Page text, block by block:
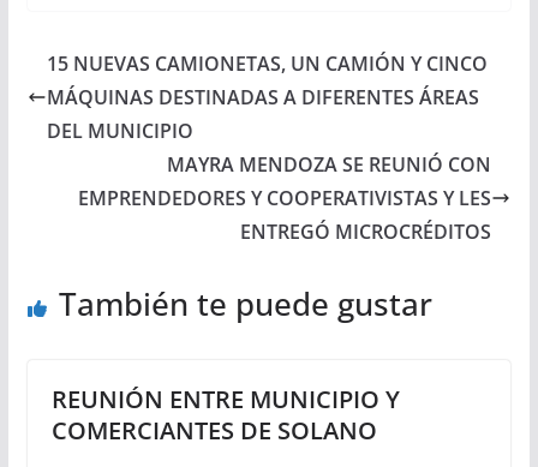
15 NUEVAS CAMIONETAS, UN CAMIÓN Y CINCO
MÁQUINAS DESTINADAS A DIFERENTES ÁREAS
DEL MUNICIPIO
MAYRA MENDOZA SE REUNIÓ CON
EMPRENDEDORES Y COOPERATIVISTAS Y LES
ENTREGÓ MICROCRÉDITOS
También te puede gustar
REUNIÓN ENTRE MUNICIPIO Y
COMERCIANTES DE SOLANO